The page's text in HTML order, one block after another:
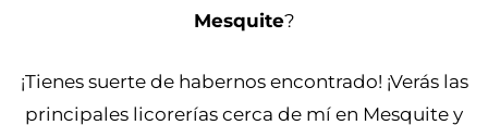
Mesquite?
¡Tienes suerte de habernos encontrado! ¡Verás las
principales licorerías cerca de mí en Mesquite y